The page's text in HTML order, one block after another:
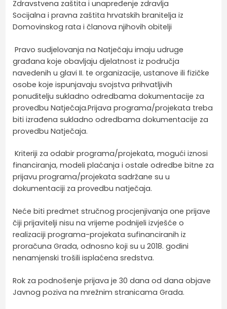
Zdravstvena zaštita i unapređenje zdravlja
Socijalna i pravna zaštita hrvatskih branitelja iz
Domovinskog rata i članova njihovih obitelji
Pravo sudjelovanja na Natječaju imaju udruge
građana koje obavljaju djelatnost iz područja
navedenih u glavi II. te organizacije, ustanove ili fizičke
osobe koje ispunjavaju svojstva prihvatljivih
ponuditelju sukladno odredbama dokumentacije za
provedbu Natječaja.Prijava programa/projekata treba
biti izrađena sukladno odredbama dokumentacije za
provedbu Natječaja.
Kriteriji za odabir programa/projekata, mogući iznosi
financiranja, modeli plaćanja i ostale odredbe bitne za
prijavu programa/projekata sadržane su u
dokumentaciji za provedbu natječaja.
Neće biti predmet stručnog procjenjivanja one prijave
čiji prijavitelji nisu na vrijeme podnijeli izvješće o
realizaciji programa-projekata sufinanciranih iz
proračuna Grada, odnosno koji su u 2018. godini
nenamjenski trošili isplaćena sredstva.
Rok za podnošenje prijava je 30 dana od dana objave
Javnog poziva na mrežnim stranicama Grada.